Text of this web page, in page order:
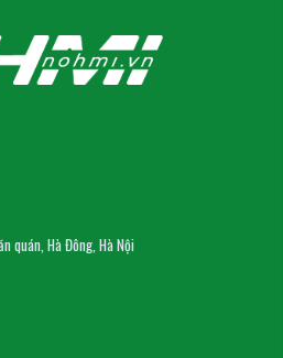
quán, Hà Đông, Hà Nội